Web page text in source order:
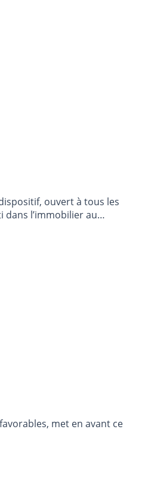
ouvert à tous les
dans l’immobilier au
met en avant ce